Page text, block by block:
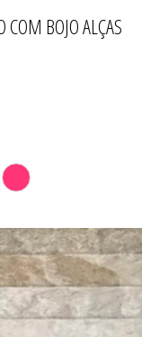
BOJO ALÇAS